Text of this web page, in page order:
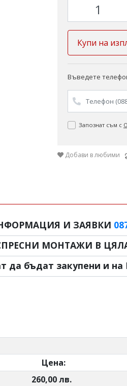
Купи на
Въведете
Запознат съм с
Добави в любими
И ЗАЯВКИ
МОНТАЖИ В
да бъдат закупени и
Цена:
260,00 лв.